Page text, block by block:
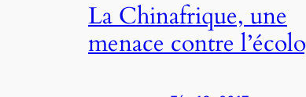
La Chinafrique, une
menace contre